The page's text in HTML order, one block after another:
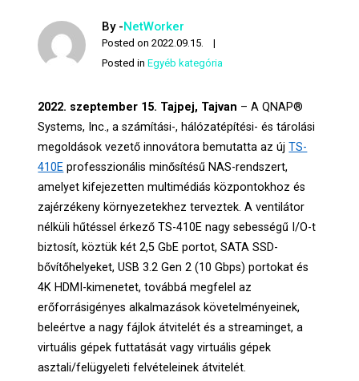
By -NetWorker
Posted on2022.09.15.
Posted inEgyéb kategória
2022. szeptember 15. Tajpej, Tajvan – A QNAP®
Systems, Inc., a számítási-, hálózatépítési- és tárolási
megoldások vezető innovátora bemutatta az újTS-
410E professzionális minősítésű NAS-rendszert,
amelyet kifejezetten multimédiás központokhoz és
zajérzékeny környezetekhez terveztek. A ventilátor
nélküli hűtéssel érkező TS-410E nagy sebességű I/O-t
biztosít, köztük két 2,5 GbE portot, SATA SSD-
bővítőhelyeket, USB 3.2 Gen 2 (10 Gbps) portokat és
4K HDMI-kimenetet, továbbá megfelel az
erőforrásigényes alkalmazások követelményeinek,
beleértve a nagy fájlok átvitelét és a streaminget, a
virtuális gépek futtatását vagy virtuális gépek
asztali/felügyeleti felvételeinek átvitelét.